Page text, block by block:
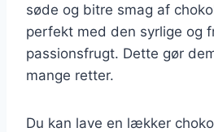
søde og bitre smag af
perfekt med den syrlige og
passionsfrugt. Dette gør
mange retter.
Du kan lave en lækker